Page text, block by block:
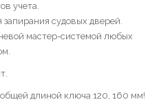
учета.
запирания судовых дверей.
мастер-системой любых
длиной ключа 120, 160 мм!